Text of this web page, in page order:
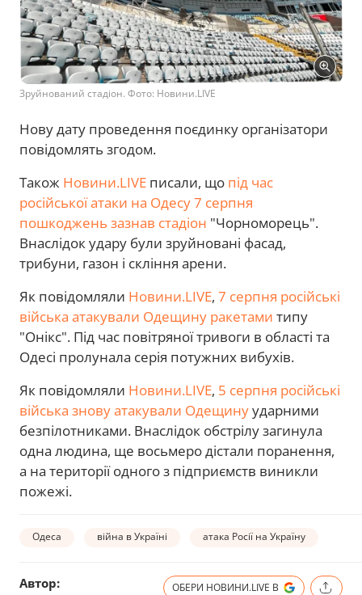
Зруйнований стадіон. Фото: Новини.LIVE
Нову дату проведення поєдинку організатори
повідомлять згодом.
Також Новини.LIVE писали, що під час
російської атаки на Одесу 7 серпня
пошкоджень зазнав стадіон "Чорноморець".
Внаслідок удару були зруйновані фасад,
трибуни, газон і скління арени.
Як повідомляли Новини.LIVE, 7 серпня російські
війська атакували Одещину ракетами типу
"Онікс". Під час повітряної тривоги в області та
Одесі пролунала серія потужних вибухів.
Як повідомляли Новини.LIVE, 5 серпня російські
війська знову атакували Одещинуударними
безпілотниками. Внаслідок обстрілу загинула
одна людина, ще восьмеро дістали поранення,
а на території одного з підприємств виникли
пожежі.
Одеса війна в Україні атака Росії на Україну
Автор: ОБЕРИ НОВИНИ.LIVE В